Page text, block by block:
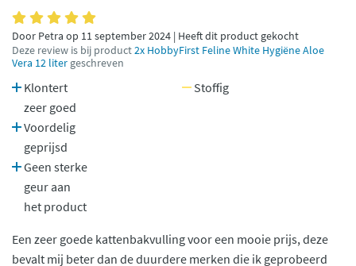
Door Petra op 11 september 2024 | Heeft dit product gekocht
Deze review is bij product2x HobbyFirst Feline White Hygiëne Aloe
Vera 12 liter geschreven
Klontert
zeer goed
Voordelig
geprijsd
Geen sterke
geur aan
het product
Stoffig
Een zeer goede kattenbakvulling voor een mooie prijs, deze
bevalt mij beter dan de duurdere merken die ik geprobeerd